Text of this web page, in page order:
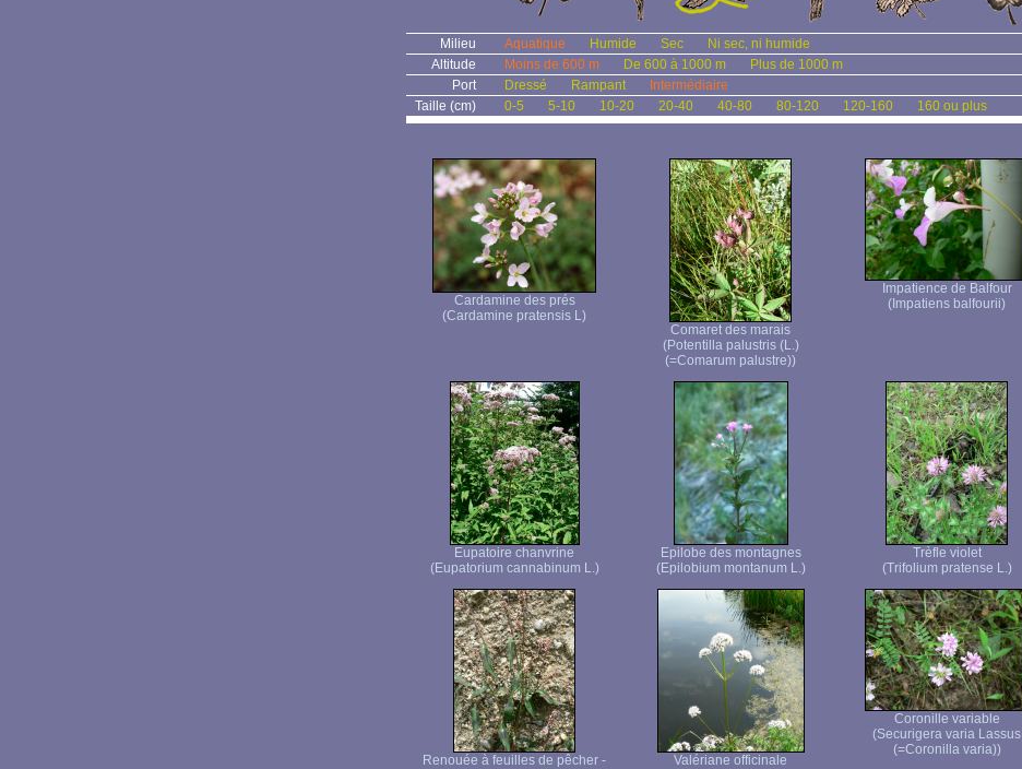
Milieu Aquatique Humide Sec
Ni sec, ni humide
Altitude
Moins de 600 m De 600 à 1000 m
Plus de 1000 m
Port
Dressé Rampant
Intermédiaire
Taille (cm)
0-5 5-10 10-20 20-40 40-80 80-120 120-160 160 ou plus
Cardamine des prés
(Cardamine pratensis L)
Comaret des marais
(Potentilla palustris (L.)
(=Comarum palustre))
Impatience de Balfour
(Impatiens balfourii)
Eupatoire chanvrine
(Eupatorium cannabinum L.)
Epilobe des montagnes
(Epilobium montanum L.)
Trèfle violet
(Trifolium pratense L.)
Renouée à feuilles de pêcher -
Valériane officinale
Coronille variable
(Securigera varia Lassus
(=Coronilla varia))